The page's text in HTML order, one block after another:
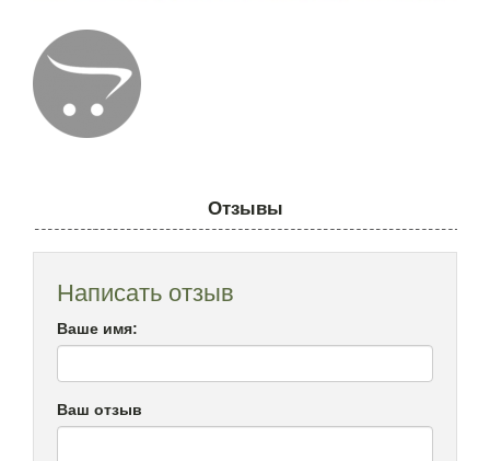
Отзывы
Написать отзыв
Ваше имя:
Ваш отзыв